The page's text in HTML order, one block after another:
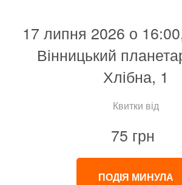
17 липня 2026 о
Вінницький
Хлібна, 1
Квитки від
75 грн
ПОДІЯ МИНУЛА